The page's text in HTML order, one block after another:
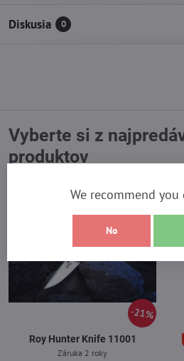
Diskusia 0
Vyberte si z
produktov
21%
Roy Hunter Knife 11001
Záruka 2 roky
We recommend you
No